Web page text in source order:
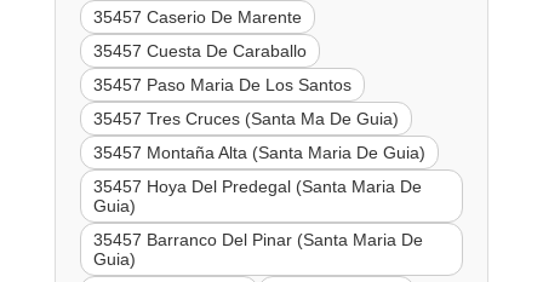
35457 Caserio De Marente
35457 Cuesta De Caraballo
35457 Paso Maria De Los Santos
35457 Tres Cruces (Santa Ma De Guia)
35457 Montaña Alta (Santa Maria De Guia)
35457 Hoya Del Predegal (Santa Maria De
Guia)
35457 Barranco Del Pinar (Santa Maria De
Guia)